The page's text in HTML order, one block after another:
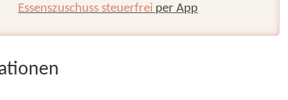
Essenszuschuss steuerfrei per App